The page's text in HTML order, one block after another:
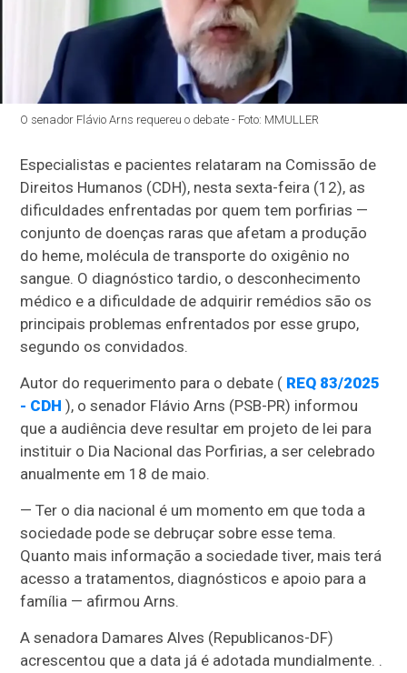
O senador Flávio Arns requereu o debate - Foto: MMULLER
Especialistas e pacientes relataram na Comissão de
Direitos Humanos (CDH), nesta sexta-feira (12), as
dificuldades enfrentadas por quem tem porfirias —
conjunto de doenças raras que afetam a produção
do heme, molécula de transporte do oxigênio no
sangue. O diagnóstico tardio, o desconhecimento
médico e a dificuldade de adquirir remédios são os
principais problemas enfrentados por esse grupo,
segundo os convidados.
Autor do requerimento para o debate ( REQ 83/2025
- CDH ), o senador Flávio Arns (PSB-PR) informou
que a audiência deve resultar em projeto de lei para
instituir o Dia Nacional das Porfirias, a ser celebrado
anualmente em 18 de maio.
— Ter o dia nacional é um momento em que toda a
sociedade pode se debruçar sobre esse tema.
Quanto mais informação a sociedade tiver, mais terá
acesso a tratamentos, diagnósticos e apoio para a
família — afirmou Arns.
A senadora Damares Alves (Republicanos-DF)
acrescentou que a data já é adotada mundialmente. .